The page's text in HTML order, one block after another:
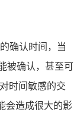
确认时间，当
被确认，甚至可
时间敏感的交
会造成很大的影